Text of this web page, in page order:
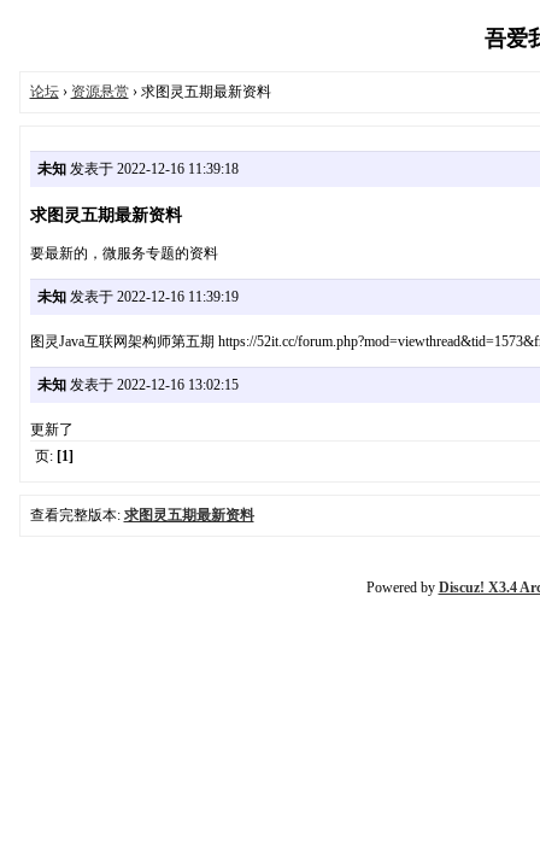
吾爱
论坛› 资源悬赏› 求图灵五期最新资料
未知发表于 2022-12-16 11:39:18
求图灵五期最新资料
要最新的，微服务专题的资料
未知发表于 2022-12-16 11:39:19
图灵Java互联网架构师第五期 https://52it.cc/
未知发表于 2022-12-16 13:02:15
更新了
页: [1]
查看完整版本: 求图灵五期最新资料
Powered by Discuz! X3.4